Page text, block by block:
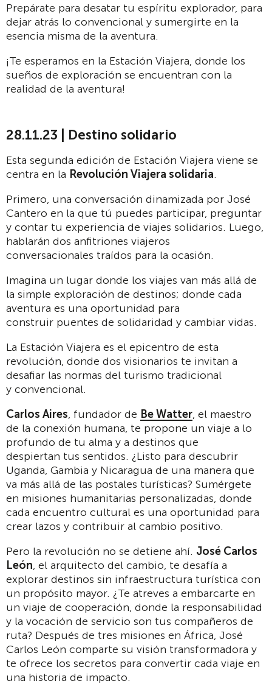
Prepárate para desatar tu espíritu explorador, para
dejar atrás lo convencional y sumergirte en la
esencia misma de la aventura.
¡Te esperamos en la Estación Viajera, donde los
sueños de exploración se encuentran con la
realidad de la aventura!
28.11.23 | Destino solidario
Esta segunda edición de Estación Viajera viene se
centra en la Revolución Viajera solidaria.
Primero, una conversación dinamizada por José
Cantero en la que tú puedes participar, preguntar
y contar tu experiencia de viajes solidarios. Luego,
hablarán dos anfitriones viajeros
conversacionales traídos para la ocasión.
Imagina un lugar donde los viajes van más allá de
la simple exploración de destinos; donde cada
aventura es una oportunidad para
construir puentes de solidaridad y cambiar vidas.
La Estación Viajera es el epicentro de esta
revolución, donde dos visionarios te invitan a
desafiar las normas del turismo tradicional
y convencional.
Carlos Aires, fundador de Be Watter, el maestro
de la conexión humana, te propone un viaje a lo
profundo de tu alma y a destinos que
despiertan tus sentidos. ¿Listo para descubrir
Uganda, Gambia y Nicaragua de una manera que
va más allá de las postales turísticas? Sumérgete
en misiones humanitarias personalizadas, donde
cada encuentro cultural es una oportunidad para
crear lazos y contribuir al cambio positivo.
Pero la revolución no se detiene ahí. José Carlos
León, el arquitecto del cambio, te desafía a
explorar destinos sin infraestructura turística con
un propósito mayor. ¿Te atreves a embarcarte en
un viaje de cooperación, donde la responsabilidad
y la vocación de servicio son tus compañeros de
ruta? Después de tres misiones en África, José
Carlos León comparte su visión transformadora y
te ofrece los secretos para convertir cada viaje en
una historia de impacto.